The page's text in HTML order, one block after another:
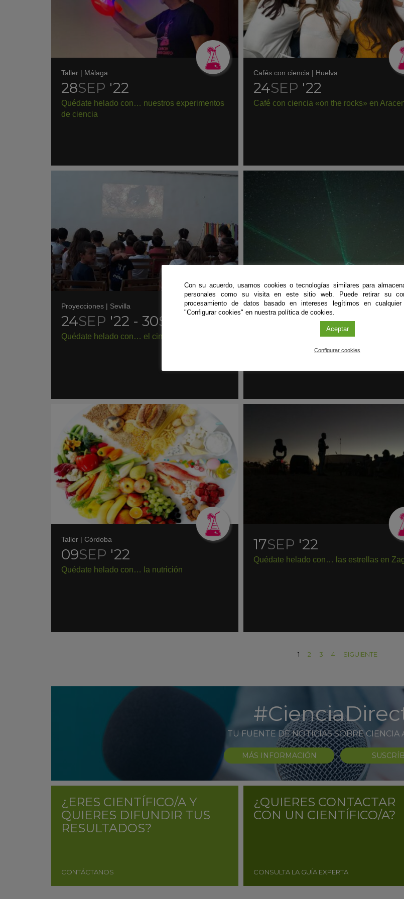
Taller | Málaga
28SEP '22
Quédate helado con… nuestros experimentos
de ciencia
Cafés con ciencia | Huelva
24SEP '22
Café con ciencia «on the rocks» en
Proyecciones | Sevilla
24SEP '22 - 30SEP '22
Quédate helado con… el cine científico
Observaciones|
SEP
Quédate helado con… las estrellas en
Taller | Córdoba
09SEP '22
Quédate helado con… la nutrición
17SEP '22
Quédate helado con… las estrellas en
1 2 3 4 SIGUIENTE
TU FUENTE DE NOTICIAS SOBRE CIENCIA
MÁS INFORMACIÓN
¿ERES CIENTÍFICO/A Y
QUIERES DIFUNDIR TUS
RESULTADOS?
CONTÁCTANOS
¿QUIERES CONTACTAR
CON UN CIENTÍFICO/A?
CONSULTA LA GUÍA EXPERTA
Con su acuerdo, usamos cookies o tecnologías similares para
personales como su visita en este sitio web. Puede retirar su
procesamiento de datos basado en intereses legítimos en
"Configurar cookies" en nuestra política de cookies.
Aceptar
Configurar cookies